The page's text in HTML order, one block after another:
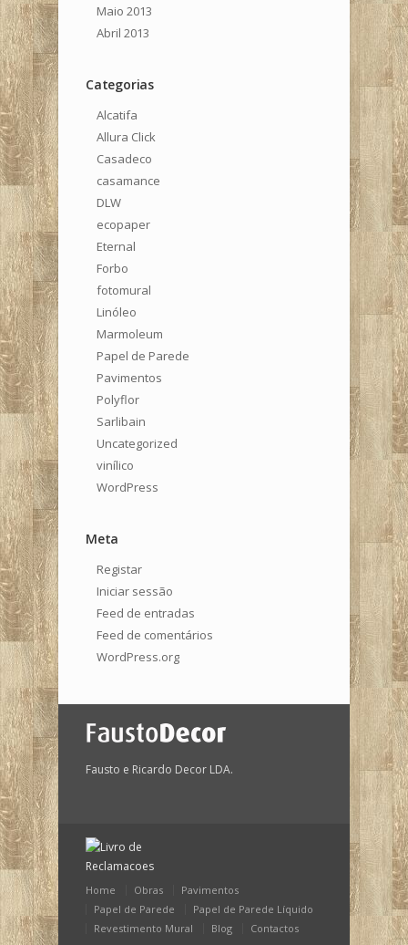
Maio 2013
Abril 2013
Categorias
Alcatifa
Allura Click
Casadeco
casamance
DLW
ecopaper
Eternal
Forbo
fotomural
Linóleo
Marmoleum
Papel de Parede
Pavimentos
Polyflor
Sarlibain
Uncategorized
vinílico
WordPress
Meta
Registar
Iniciar sessão
Feed de entradas
Feed de comentários
WordPress.org
Fausto e Ricardo Decor LDA.
Home Obras
Pavimentos
Papel de Parede
Papel de Parede Líquido
Revestimento Mural
Blog Contactos